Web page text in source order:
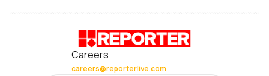
Careers
careers@reporterlive.com